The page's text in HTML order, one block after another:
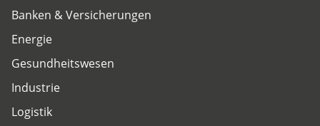
Banken & Versicherungen
Energie
Gesundheitswesen
Industrie
Logistik